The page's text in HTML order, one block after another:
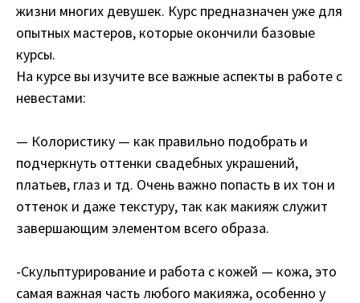
жизни многих девушек. Курс предназначен уже для
опытных мастеров, которые окончили базовые
курсы.
На курсе вы изучите все важные аспекты в работе с
невестами:
— Колористику — как правильно подобрать и
подчеркнуть оттенки свадебных украшений,
платьев, глаз и тд. Очень важно попасть в их тон и
оттенок и даже текстуру, так как макияж служит
завершающим элементом всего образа.
-Скульптурирование и работа с кожей — кожа, это
самая важная часть любого макияжа, особенно у